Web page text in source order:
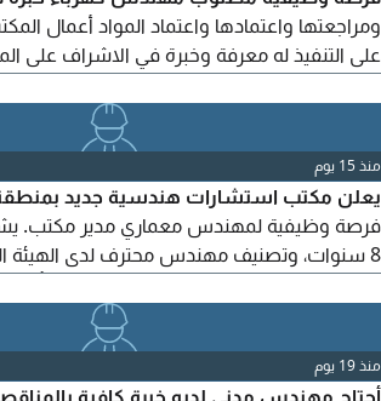
ومراجعتها واعتمادها واعتماد المواد أعمال
على التنفيذ له معرفة وخبرة في الاشراف على
منذ 15 يوم
يعلن مكتب استشارات هندسية جديد
8 سنوات، وتصنيف مهندس محترف لدى الهيئة
الاشراف على المشاريع، وتنظيم العمليات
مؤمن، وفرصة لقيادة وتأسيس مكتب
والمساهمة في نموه
منذ 19 يوم